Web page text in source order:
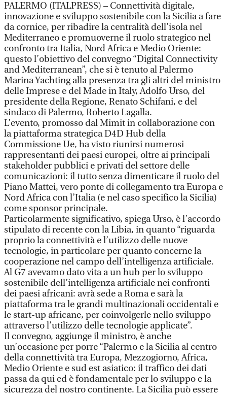
PALERMO (ITALPRESS) – Connettività digitale,
innovazione e sviluppo sostenibile con la Sicilia a fare
da cornice, per ribadire la centralità dell’isola nel
Mediterraneo e promuoverne il ruolo strategico nel
confronto tra Italia, Nord Africa e Medio Oriente:
questo l’obiettivo del convegno “Digital Connectivity
and Mediterranean”, che si è tenuto al Palermo
Marina Yachting alla presenza tra gli altri del ministro
delle Imprese e del Made in Italy, Adolfo Urso, del
presidente della Regione, Renato Schifani, e del
sindaco di Palermo, Roberto Lagalla.
L’evento, promosso dal Mimit in collaborazione con
la piattaforma strategica D4D Hub della
Commissione Ue, ha visto riunirsi numerosi
rappresentanti dei paesi europei, oltre ai principali
stakeholder pubblici e privati del settore delle
comunicazioni: il tutto senza dimenticare il ruolo del
Piano Mattei, vero ponte di collegamento tra Europa e
Nord Africa con l’Italia (e nel caso specifico la Sicilia)
come sponsor principale.
Particolarmente significativo, spiega Urso, è l’accordo
stipulato di recente con la Libia, in quanto “riguarda
proprio la connettività e l’utilizzo delle nuove
tecnologie, in particolare per quanto concerne la
cooperazione nel campo dell’intelligenza artificiale.
Al G7 avevamo dato vita a un hub per lo sviluppo
sostenibile dell’intelligenza artificiale nei confronti
dei paesi africani: avrà sede a Roma e sarà la
piattaforma tra le grandi multinazionali occidentali e
le start-up africane, per coinvolgerle nello sviluppo
attraverso l’utilizzo delle tecnologie applicate”.
Il convegno, aggiunge il ministro, è anche
un’occasione per porre “Palermo e la Sicilia al centro
della connettività tra Europa, Mezzogiorno, Africa,
Medio Oriente e sud est asiatico: il traffico dei dati
passa da qui ed è fondamentale per lo sviluppo e la
sicurezza del nostro continente. La Sicilia può essere